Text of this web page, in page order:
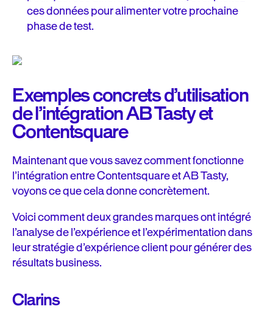
ces données pour alimenter votre prochaine
phase de test.
Exemples concrets d’utilisation
de l’intégration AB Tasty et
Contentsquare
Maintenant que vous savez comment fonctionne
l’intégration entre Contentsquare et AB Tasty,
voyons ce que cela donne concrètement.
Voici comment deux grandes marques ont intégré
l’analyse de l’expérience et l’expérimentation dans
leur stratégie d’expérience client pour générer des
résultats business.
Clarins